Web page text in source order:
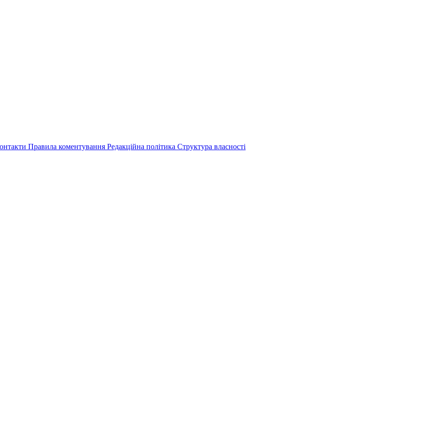
Правила коментування Редакційна політика Структура власності